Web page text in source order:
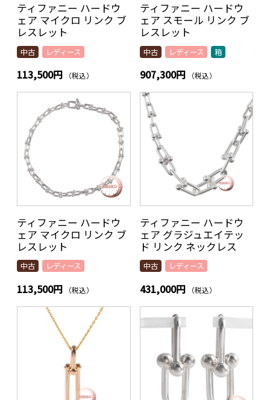
ティファニー ハードウ
ェア マイクロ リンク ブ
レスレット
中古 レディース
113,500円 （税込）
ティファニー ハードウ
ェア スモール リンク ブ
レスレット
中古 レディース 箱
907,300円 （税込）
ティファニー ハードウ
ェア マイクロ リンク ブ
レスレット
中古 レディース
113,500円 （税込）
ティファニー ハードウ
ェア グラジュエイテッ
ド リンク ネックレス
中古 レディース
431,000円 （税込）